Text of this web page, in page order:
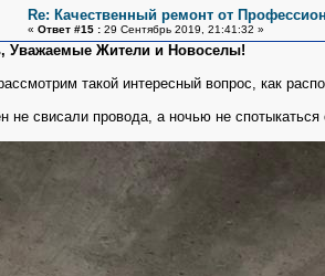
Re: Качественный ремонт от
« Ответ #15 : 29 Сентябрь 2019, 21:41:32 »
Уважаемые Жители и Новоселы!
такой интересный вопрос, как
не свисали провода, а ночью не